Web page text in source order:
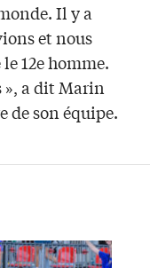
Il y a
et nous
12e homme.
», a dit Marin
de son équipe.